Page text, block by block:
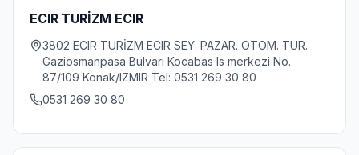
ECIR TURİZM ECIR
3802 ECIR TURİZM ECIR SEY. PAZAR. OTOM. TUR.
Gaziosmanpasa Bulvari Kocabas Is merkezi No.
87/109 Konak/IZMIR Tel: 0531 269 30 80
0531 269 30 80